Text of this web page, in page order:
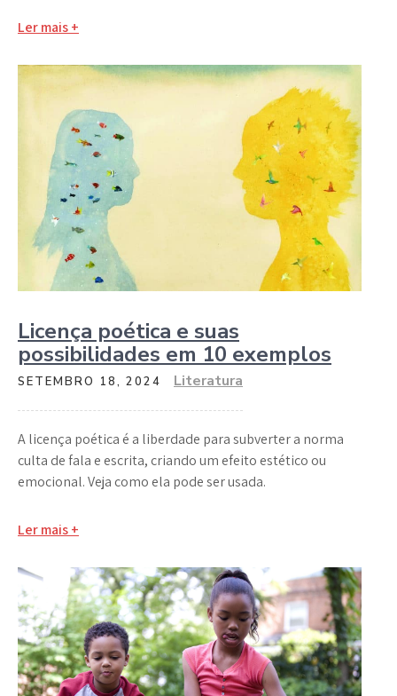
Ler mais +
Licença poética e suas
possibilidades em 10 exemplos
SETEMBRO 18, 2024 Literatura
A licença poética é a liberdade para subverter a norma
culta de fala e escrita, criando um efeito estético ou
emocional. Veja como ela pode ser usada.
Ler mais +